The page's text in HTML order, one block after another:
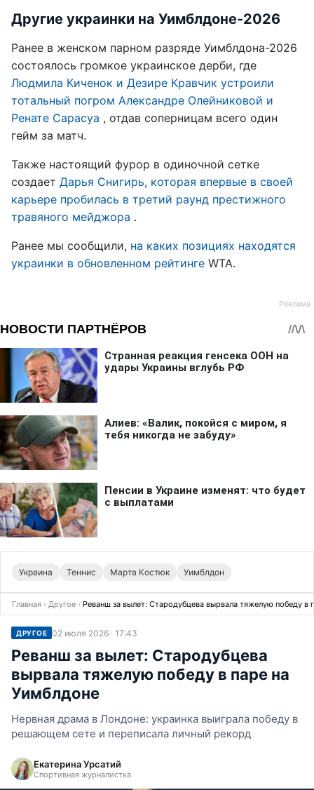
Другие украинки на Уимблдоне-2026
Ранее в женском парном разряде Уимблдона-2026
состоялось громкое украинское дерби, где
Людмила Киченок и Дезире Кравчик устроили
тотальный погром Александре Олейниковой и
Ренате Сарасуа , отдав соперницам всего один
гейм за матч.
Также настоящий фурор в одиночной сетке
создает Дарья Снигирь, которая впервые в своей
карьере пробилась в третий раунд престижного
травяного мейджора .
Ранее мы сообщили, на каких позициях находятся
украинки в обновленном рейтинге WTA.
Украина Теннис Марта Костюк Уимблдон
Главная › Другое › Реванш за вылет: Стародубцева вырвала тяжелую победу в
ДРУГОЕ 02 июля 2026 · 17:43
Реванш за вылет: Стародубцева
вырвала тяжелую победу в паре на
Уимблдоне
Нервная драма в Лондоне: украинка выиграла победу в
решающем сете и переписала личный рекорд
Екатерина Урсатий
Спортивная журналистка